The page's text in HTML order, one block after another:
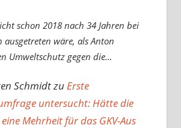
schon 2018 nach 34 Jahren bei
ausgetreten wäre, als Anton
Umweltschutz gegen die…
SchmidtzuErste
untersucht: Hätte die
Mehrheit für das GKV-Aus